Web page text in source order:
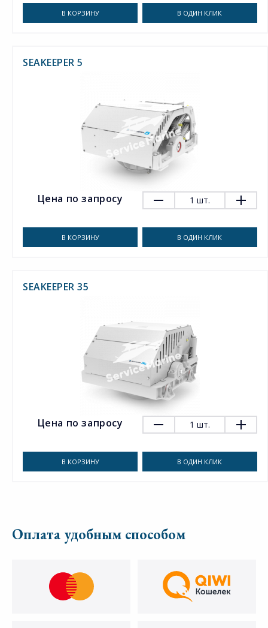
В КОРЗИНУ В ОДИН КЛИК
SEAKEEPER 5
Цена по запросу 1 шт.
В КОРЗИНУ В ОДИН КЛИК
SEAKEEPER 3​5
Цена по запросу 1 шт.
В КОРЗИНУ В ОДИН КЛИК
Оплата удобным способом